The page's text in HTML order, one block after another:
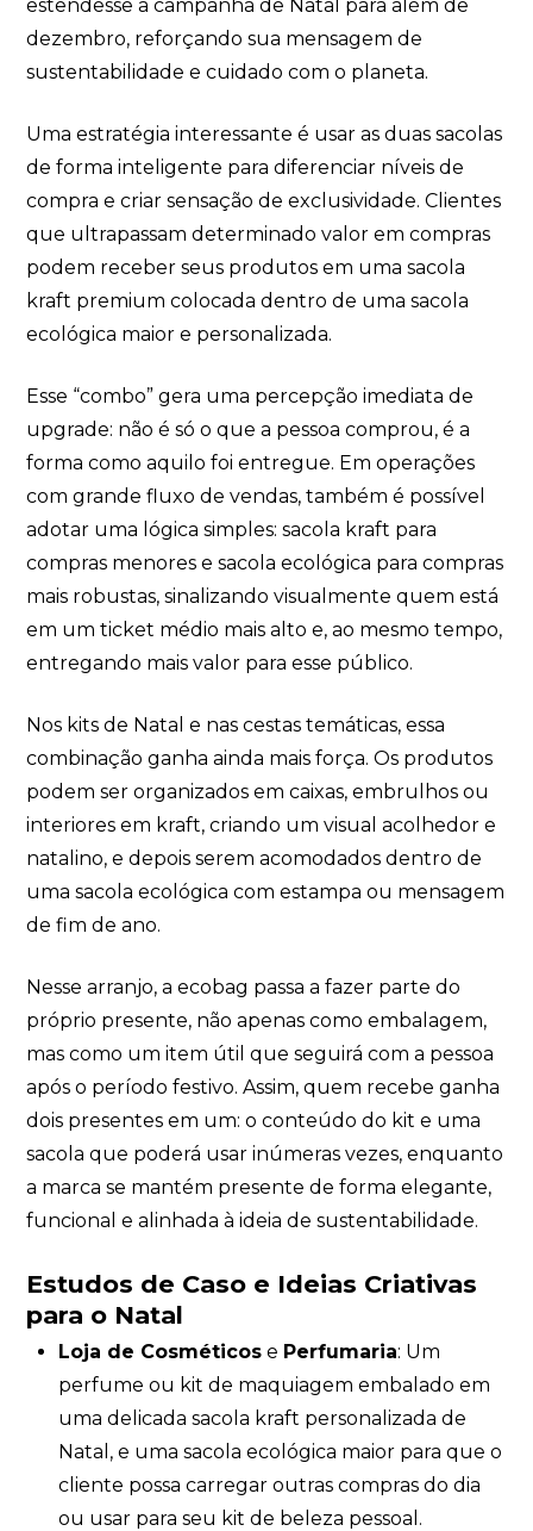
estendesse a campanha de Natal para além de
dezembro, reforçando sua mensagem de
sustentabilidade e cuidado com o planeta.
Uma estratégia interessante é usar as duas sacolas
de forma inteligente para diferenciar níveis de
compra e criar sensação de exclusividade. Clientes
que ultrapassam determinado valor em compras
podem receber seus produtos em uma sacola
kraft premium colocada dentro de uma sacola
ecológica maior e personalizada.
Esse “combo” gera uma percepção imediata de
upgrade: não é só o que a pessoa comprou, é a
forma como aquilo foi entregue. Em operações
com grande fluxo de vendas, também é possível
adotar uma lógica simples: sacola kraft para
compras menores e sacola ecológica para compras
mais robustas, sinalizando visualmente quem está
em um ticket médio mais alto e, ao mesmo tempo,
entregando mais valor para esse público.
Nos kits de Natal e nas cestas temáticas, essa
combinação ganha ainda mais força. Os produtos
podem ser organizados em caixas, embrulhos ou
interiores em kraft, criando um visual acolhedor e
natalino, e depois serem acomodados dentro de
uma sacola ecológica com estampa ou mensagem
de fim de ano.
Nesse arranjo, a ecobag passa a fazer parte do
próprio presente, não apenas como embalagem,
mas como um item útil que seguirá com a pessoa
após o período festivo. Assim, quem recebe ganha
dois presentes em um: o conteúdo do kit e uma
sacola que poderá usar inúmeras vezes, enquanto
a marca se mantém presente de forma elegante,
funcional e alinhada à ideia de sustentabilidade.
Estudos de Caso e Ideias Criativas
para o Natal
Loja de Cosméticose Perfumaria: Um
perfume ou kit de maquiagem embalado em
uma delicada sacola kraft personalizada de
Natal, e uma sacola ecológica maior para que o
cliente possa carregar outras compras do dia
ou usar para seu kit de beleza pessoal.